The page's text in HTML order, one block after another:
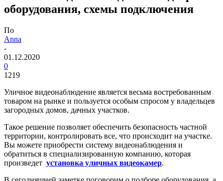
оборудования, схемы подключения
По
Anna
-
01.12.2020
0
1219
Уличное видеонаблюдение является весьма востребованным
товаром на рынке и пользуется особым спросом у владельцев
загородных домов, дачных участков.
Такое решение позволяет обеспечить безопасность частной
территории, контролировать все, что происходит на участке.
Вы можете приобрести систему видеонаблюдения и
обратиться в специализированную компанию, которая
произведет установка уличных видеокамер.